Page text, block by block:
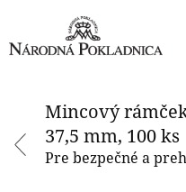
Mincový
37,5 mm, 100 ks
Pre bezpečné a
Mincový